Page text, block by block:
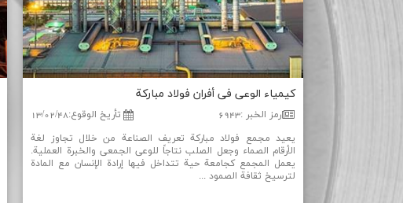
كیمیاء الوعی فی أفران فولاد مباركة
رمز الخبر :
6943 تأریخ الوقوع:
13/02/48
يعيد مجمع فولاد مباركة تعريف الصناعة من خلال تجاوز لغة
الأرقام الصماء وجعل الصلب نتاجاً للوعي الجمعي والخبرة العملية.
يعمل المجمع كجامعة حية تتداخل فيها إرادة الإنسان مع المادة
لترسيخ ثقافة الصمود ...